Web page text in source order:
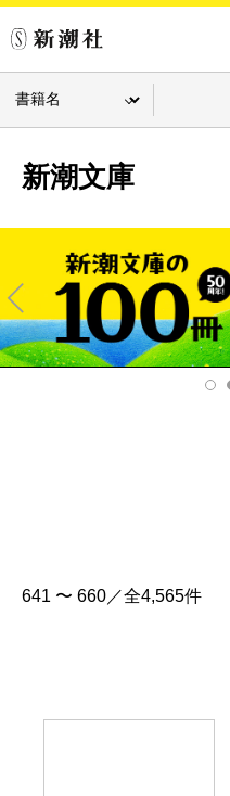
新潮文庫
Pre
v
641 〜 660／全4,565件